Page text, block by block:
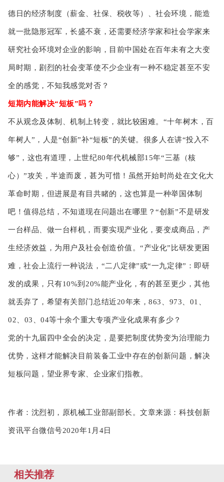
德日的经济制度（薪金、社保、税收等）、社会环境，能造
就一批隐形冠军，长盛不衰，还需要经济学家和社会学家来
研究社会环境对企业的影响，目前中国处在百年未有之大变
局时期，剧烈的社会变革使不少企业有一种不稳定甚至不安
全的感觉，不知我感觉对否？
短期内能解决“短板”吗？
不从观念及体制、机制上转变，就比较困难。“十年树木，百
年树人”，人是“创新”补“短板”的关键。很多人在讲“投入不
够”，这也有道理，上世纪80年代机械部15年“三基（核
心）”攻关，半途而废，甚为可惜！虽然开始时尚处在文化大
革命时期，但进展是有目共睹的，这也算是一种举国体制
吧！值得总结，不知道现在问题出在哪里？“创新”不是研发
一台样品、做一台样机，而要实现产业化，要变成商品，产
生经济效益，为用户及社会创造价值。“产业化”比研发更困
难，社会上流行一种说法，“二八定律”或“一九定律”：即研
发的成果，只有10%到20%能产业化，有的甚至更少，其他
就丢弃了，希望有关部门总结近20年来，863、973、01、
02、03、04等十余个重大专项产业化成果有多少？
党的十九届四中全会的决定，是要把制度优势变为治理能力
优势，这样才能解决目前装备工业中存在的创新问题，解决
短板问题，望业界专家、企业家们指教。
作者： 沈烈初，原机械工业部副部长。文章来源： 科技创新
资讯平台微信号2020年1月4日
相关推荐